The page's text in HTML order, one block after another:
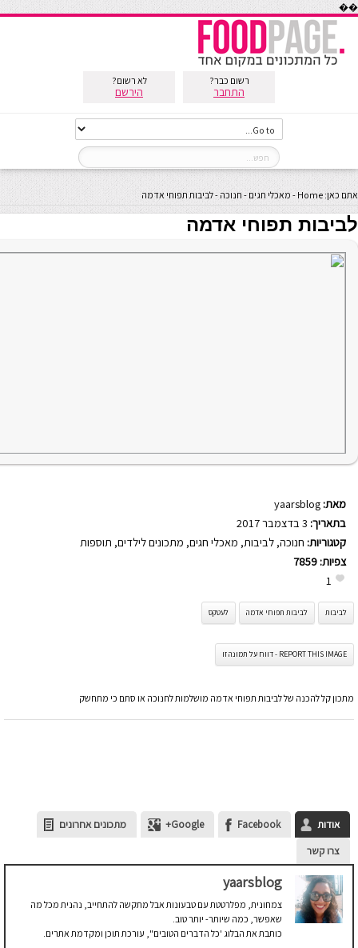
��
רשום כבר?
התחבר
לא רשום?
הירשם
אתם כאן: Home
- מאכלי חגים - חנוכה -לביבות תפוחי אדמה
לביבות תפוחי אדמה
מאת: yaarsblog
בתאריך:
קטגוריות: חנוכה, לביבות, מאכלי חגים, מתכונים לילדים, תוספות
צפיות: 7859
1
לביבות לביבות תפוחי אדמה לעטקס
REPORT THIS IMAGE - דווח על תמונה זו
מתכון קל להכנה של לביבות תפוחי אדמה מושלמות לחנוכה או סתם כי מתחשק
אודות Facebook
Google+
מתכונים אחרונים
צרו קשר
yaarsblog
צמחונית, מפלרטטת עם טבעונות אבל מתקשה להתחייב, נהנית מכל מה
שאפשר, כמה שיותר- יותר טוב.
כותבת את הבלוג 'כל הדברים הטובים'', עורכת תוכן ומקדמת אתרים.